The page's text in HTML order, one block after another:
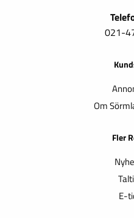
021-
Om
Fler
E-